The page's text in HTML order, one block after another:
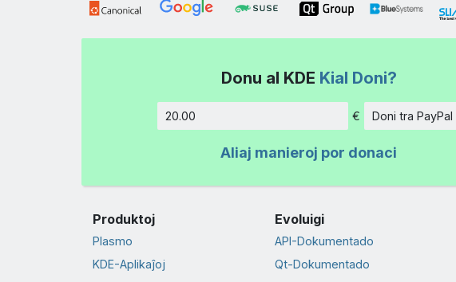
Donu al KDE Kial Doni?
€ Doni tra PayPal
Aliaj manieroj por donaci
Produktoj
Plasmo
KDE-Aplikaĵoj
Evoluigi
API-Dokumentado
Qt-Dokumentado